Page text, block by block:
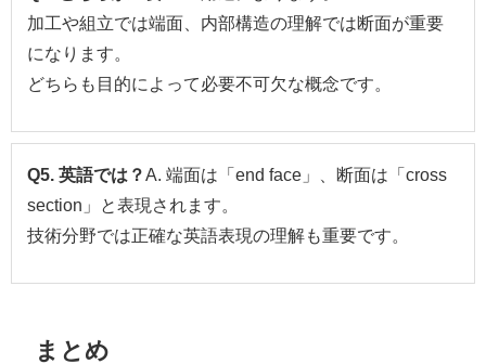
加工や組立では端面、内部構造の理解では断面が重要
になります。
どちらも目的によって必要不可欠な概念です。
Q5. 英語では？ A. 端面は「end face」、断面は「cross
section」と表現されます。
技術分野では正確な英語表現の理解も重要です。
まとめ